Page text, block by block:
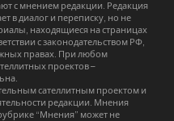
с мнением редакции. Редакция
в диалог и переписку, но не
находящиеся на страницах
с законодательством РФ,
правах. При любом
проектов –
сателлитным проектом и
редакции. Мнения
“Мнения” может не